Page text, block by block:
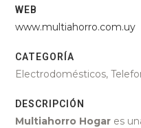
WEB
www.multiahorro.com.uy
CATEGORÍA
Electrodomésticos,
DESCRIPCIÓN
Multiahorro Hogar es